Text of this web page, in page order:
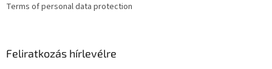
Terms of personal data protection
Feliratkozás hírlevélre